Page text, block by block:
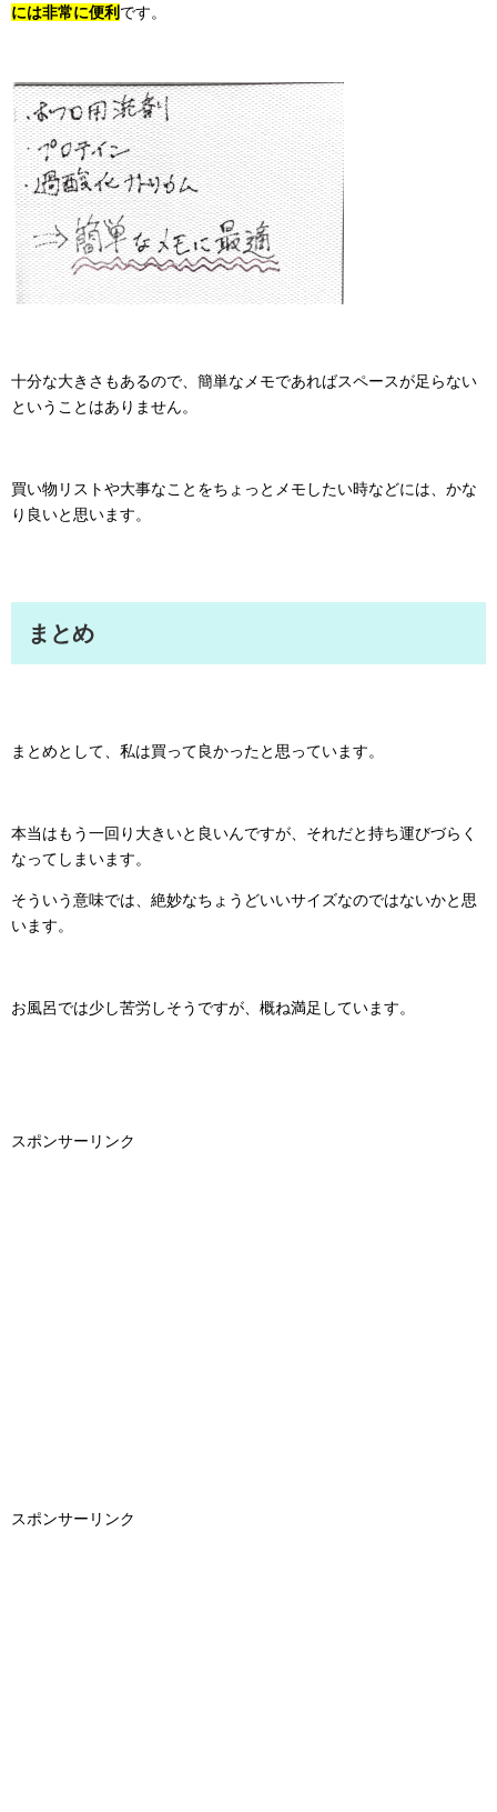
には非常に便利 です。
十分な大きさもあるので、簡単なメモであればスペースが足らない
ということはありません。
買い物リストや大事なことをちょっとメモしたい時などには、かな
り良いと思います。
まとめ
まとめとして、私は買って良かったと思っています。
本当はもう一回り大きいと良いんですが、それだと持ち運びづらく
なってしまいます。
そういう意味では、絶妙なちょうどいいサイズなのではないかと思
います。
お風呂では少し苦労しそうですが、概ね満足しています。
スポンサーリンク
スポンサーリンク